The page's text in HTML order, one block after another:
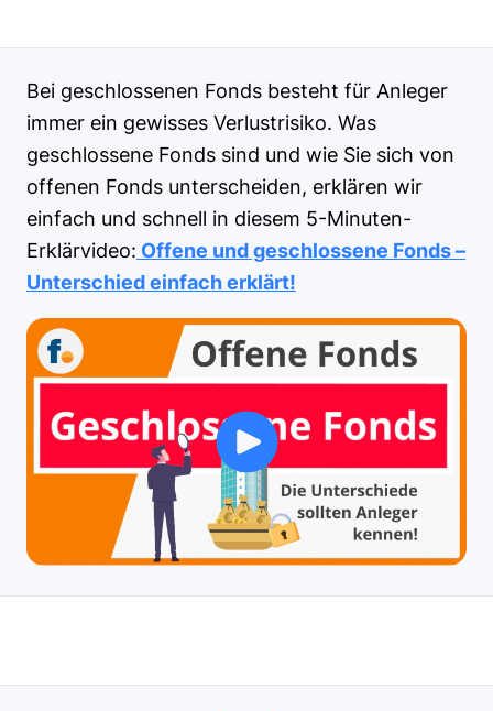
Bei geschlossenen Fonds besteht für Anleger
immer ein gewisses Verlustrisiko. Was
geschlossene Fonds sind und wie Sie sich von
offenen Fonds unterscheiden, erklären wir
einfach und schnell in diesem 5-Minuten-
Erklärvideo: Offene und geschlossene Fonds –
Unterschied einfach erklärt!